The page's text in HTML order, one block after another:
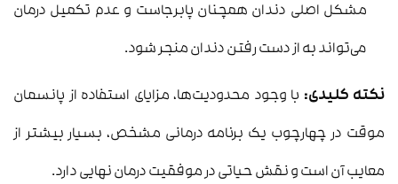
مشکل اصلی دندان همچنان پابرجاست و عدم تکمیل درمان
می‌تواند به از دست رفتن دندان منجر شود.
نکته کلیدی: با وجود محدودیت‌ها، مزایای استفاده از پانسمان
موقت در چهارچوب یک برنامه درمانی مشخص، بسیار بیشتر از
معایب آن است و نقش حیاتی در موفقیت درمان نهایی دارد.